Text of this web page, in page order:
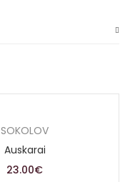
SOKOLOV
Auskarai
23.00€